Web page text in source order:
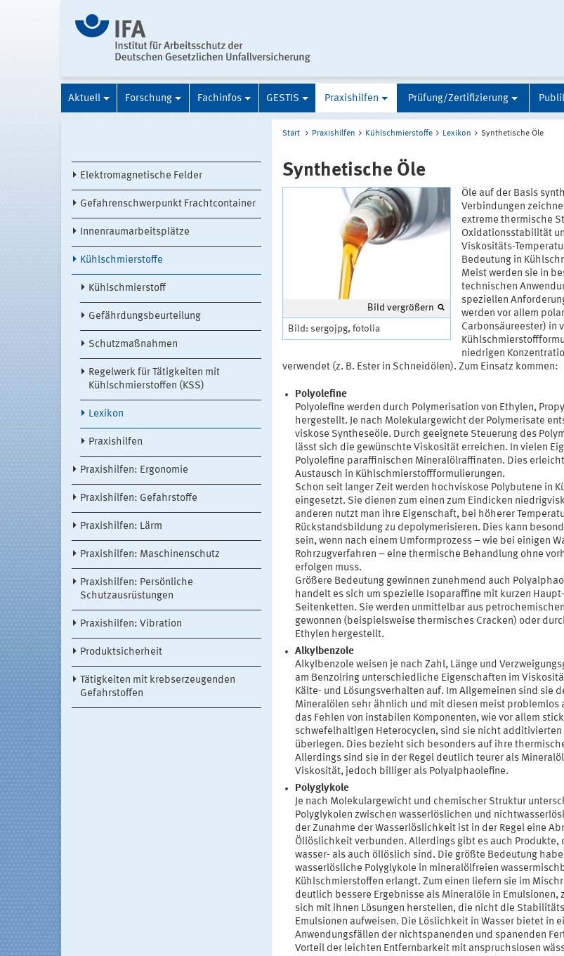
Aktuell Forschung Fachinfos GESTIS Praxishilfen Prüfung/Zertifizierung
Elektromagnetische Felder
Gefahrenschwerpunkt Frachtcontainer
Innenraumarbeitsplätze
Kühlschmierstoffe
Kühlschmierstoff
Gefährdungsbeurteilung
Schutzmaßnahmen
Regelwerk für Tätigkeiten mit
Kühlschmierstoffen (KSS)
Lexikon
Praxishilfen
Praxishilfen: Ergonomie
Praxishilfen: Gefahrstoffe
Praxishilfen: Lärm
Praxishilfen: Maschinenschutz
Praxishilfen: Persönliche
Schutzausrüstungen
Praxishilfen: Vibration
Produktsicherheit
Tätigkeiten mit krebserzeugenden
Gefahrstoffen
Start Praxishilfen Kühlschmierstoffe Lexikon Synthetische Öle
Synthetische Öle
Bild vergrößern
Bild: sergojpg, fotolia
Öle auf der Basis
Verbindungen
extreme thermische
Oxidationsstabilität
Viskositäts-
Bedeutung in
Meist werden sie in
technischen
speziellen
werden vor allem
Carbonsäureester) in
niedrigen
verwendet (z. B. Ester in Schneidölen). Zum Einsatz kommen:
Polyolefine
Polyolefine werden durch Polymerisation von Ethylen,
hergestellt. Je nach Molekulargewicht der Polymerisate
viskose Syntheseöle. Durch geeignete Steuerung des
lässt sich die gewünschte Viskosität erreichen. In vielen
Polyolefine paraffinischen Mineralölraffinaten. Dies
Austausch in Kühlschmierstoffformulierungen.
Schon seit langer Zeit werden hochviskose Polybutene in
eingesetzt. Sie dienen zum einen zum Eindicken
anderen nutzt man ihre Eigenschaft, bei höherer
Rückstandsbildung zu depolymerisieren. Dies kann
sein, wenn nach einem Umformprozess – wie bei einigen
Rohrzugverfahren – eine thermische Behandlung ohne
erfolgen muss.
Größere Bedeutung gewinnen zunehmend auch
handelt es sich um spezielle Isoparaffine mit kurzen
Seitenketten. Sie werden unmittelbar aus
gewonnen (beispielsweise thermisches Cracken) oder
Ethylen hergestellt.
Alkylbenzole
Alkylbenzole weisen je nach Zahl, Länge und
am Benzolring unterschiedliche Eigenschaften im
Kälte- und Lösungsverhalten auf. Im Allgemeinen sind sie
Mineralölen sehr ähnlich und mit diesen meist problemlos
das Fehlen von instabilen Komponenten, wie vor allem
schwefelhaltigen Heterocyclen, sind sie nicht
überlegen. Dies bezieht sich besonders auf ihre
Allerdings sind sie in der Regel deutlich teurer als
Viskosität, jedoch billiger als Polyalphaolefine.
Polyglykole
Je nach Molekulargewicht und chemischer Struktur
Polyglykolen zwischen wasserlöslichen und
der Zunahme der Wasserlöslichkeit ist in der Regel eine
Öllöslichkeit verbunden. Allerdings gibt es auch Produkte,
wasser- als auch öllöslich sind. Die größte Bedeutung
wasserlösliche Polyglykole in mineralölfreien
Kühlschmierstoffen erlangt. Zum einen liefern sie im
deutlich bessere Ergebnisse als Mineralöle in Emulsionen,
sich mit ihnen Lösungen herstellen, die nicht die
Emulsionen aufweisen. Die Löslichkeit in Wasser bietet in
Anwendungsfällen der nichtspanenden und spanenden
Vorteil der leichten Entfernbarkeit mit anspruchslosen